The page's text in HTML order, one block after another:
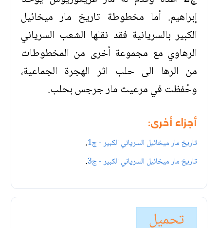
إبراهيم. أما مخطوطة تاريخ مار ميخائيل
الكبير بالسريانية فقد نقلها الشعب السرياني
الرهاوي مع مجموعة أخرى من المخطوطات
من الرها الى حلب اثر الهجرة الجماعية،
وحُفظت في مرعيث مار جرجس بحلب.
أجزاء أخرى:
تاريخ مار ميخائيل السرياني الكبير - ج1 .
تاريخ مار ميخائيل السرياني الكبير - ج3 .
تحميل